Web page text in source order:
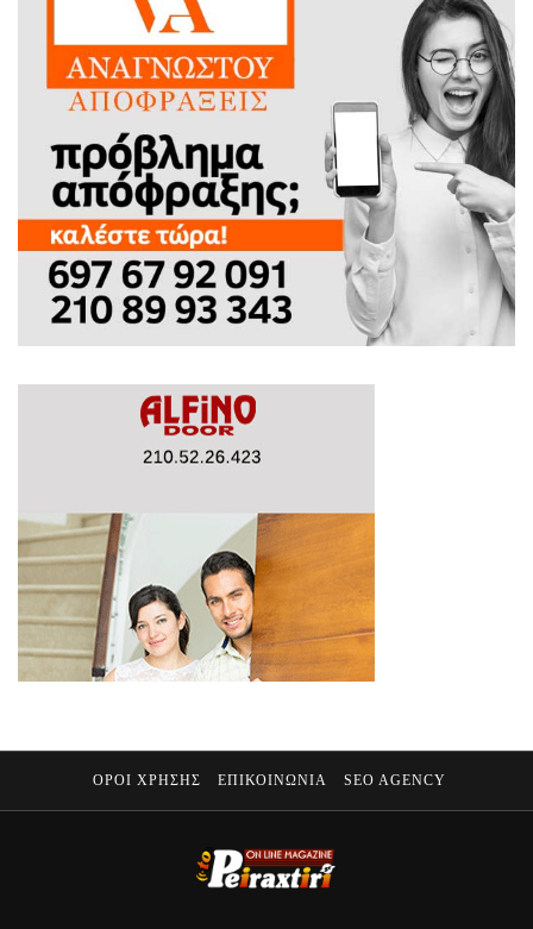
ΟΡΟΙ ΧΡΗΣΗΣ ΕΠΙΚΟΙΝΩΝΙΑ SEO AGENCY